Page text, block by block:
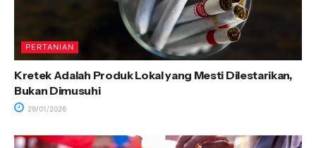
PERTANIAN
Kretek Adalah Produk Lokal yang Mesti Dilestarikan,
Bukan Dimusuhi
29/01/2026